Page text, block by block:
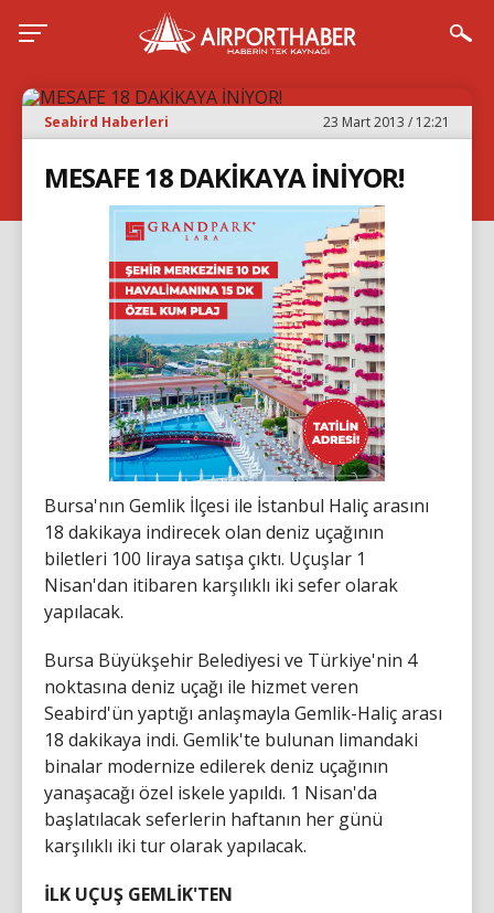
Seabird Haberleri 23 Mart 2013 / 12:21
MESAFE 18 DAKİKAYA İNİYOR!
Bursa'nın Gemlik İlçesi ile İstanbul Haliç arasını
18 dakikaya indirecek olan deniz uçağının
biletleri 100 liraya satışa çıktı. Uçuşlar 1
Nisan'dan itibaren karşılıklı iki sefer olarak
yapılacak.
Bursa Büyükşehir Belediyesi ve Türkiye'nin 4
noktasına deniz uçağı ile hizmet veren
Seabird'ün yaptığı anlaşmayla Gemlik-Haliç arası
18 dakikaya indi. Gemlik'te bulunan limandaki
binalar modernize edilerek deniz uçağının
yanaşacağı özel iskele yapıldı. 1 Nisan'da
başlatılacak seferlerin haftanın her günü
karşılıklı iki tur olarak yapılacak.
İLK UÇUŞ GEMLİK'TEN